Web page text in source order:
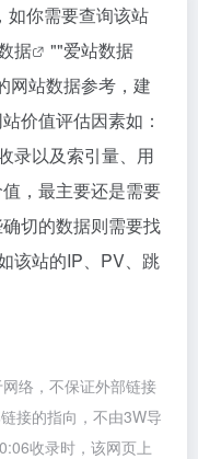
如你需要查询该站
据 ""爱站数据
网站数据参考，建
价值评估因素如：
录以及索引量、用
，最主要还是需要
切的数据则需要找
该站的IP、PV、跳
络，不保证外部链接
接的指向，不由3W导
收录时，该网页上